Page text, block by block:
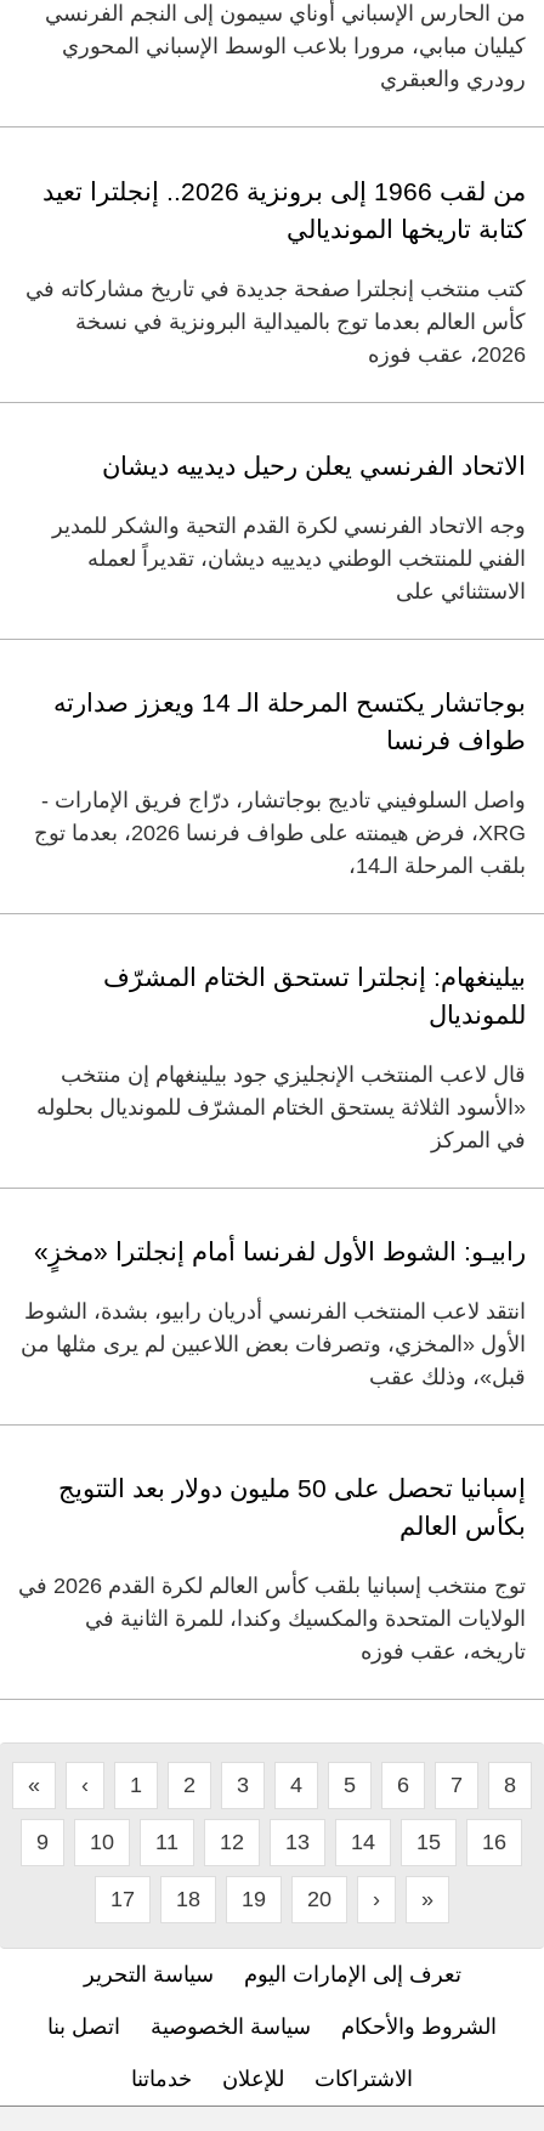
من الحارس الإسباني أوناي سيمون إلى النجم الفرنسي
كيليان مبابي، مرورا بلاعب الوسط الإسباني المحوري
رودري والعبقري
من لقب 1966 إلى برونزية 2026.. إنجلترا تعيد
كتابة تاريخها المونديالي
كتب منتخب إنجلترا صفحة جديدة في تاريخ مشاركاته في
كأس العالم بعدما توج بالميدالية البرونزية في نسخة
2026، عقب فوزه
الاتحاد الفرنسي يعلن رحيل ديدييه ديشان
وجه الاتحاد الفرنسي لكرة القدم التحية والشكر للمدير
الفني للمنتخب الوطني ديدييه ديشان، تقديراً لعمله
الاستثنائي على
بوجاتشار يكتسح المرحلة الـ 14 ويعزز صدارته
طواف فرنسا
واصل السلوفيني تاديج بوجاتشار، درّاج فريق الإمارات -
XRG، فرض هيمنته على طواف فرنسا 2026، بعدما توج
بلقب المرحلة الـ14،
بيلينغهام: إنجلترا تستحق الختام المشرّف
للمونديال
قال لاعب المنتخب الإنجليزي جود بيلينغهام إن منتخب
«الأسود الثلاثة يستحق الختام المشرّف للمونديال بحلوله
في المركز
رابيـو: الشوط الأول لفرنسا أمام إنجلترا «مخزٍ»
انتقد لاعب المنتخب الفرنسي أدريان رابيو، بشدة، الشوط
الأول «المخزي، وتصرفات بعض اللاعبين لم يرى مثلها من
قبل»، وذلك عقب
إسبانيا تحصل على 50 مليون دولار بعد التتويج
بكأس العالم
توج منتخب إسبانيا بلقب كأس العالم لكرة القدم 2026 في
الولايات المتحدة والمكسيك وكندا، للمرة الثانية في
تاريخه، عقب فوزه
« ‹ 1 2 3 4 5 6 7 8
9 10 11 12 13 14 15 16
17 18 19 20 › »
تعرف إلى الإمارات اليوم سياسة التحرير
الشروط والأحكام سياسة الخصوصية اتصل بنا
الاشتراكات للإعلان خدماتنا